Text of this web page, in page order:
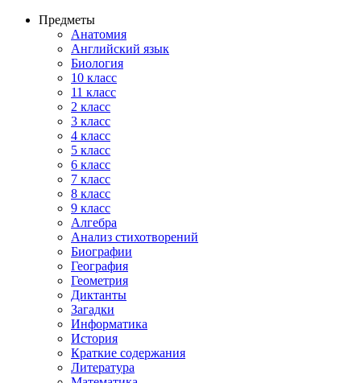
Предметы
Анатомия
Английский язык
Биология
10 класс
11 класс
2 класс
3 класс
4 класс
5 класс
6 класс
7 класс
8 класс
9 класс
Алгебра
Анализ стихотворений
Биографии
География
Геометрия
Диктанты
Загадки
Информатика
История
Краткие содержания
Литература